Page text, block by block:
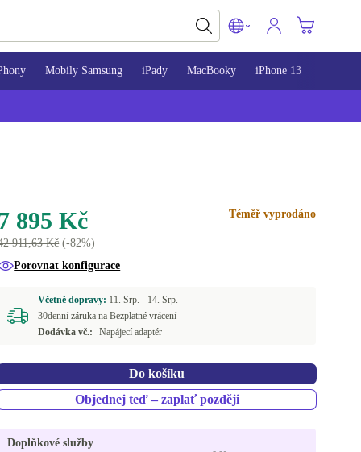
Mobily Samsung iPady MacBooky iPhone 13
895 Kč
911,63 Kč(-82%)
Téměř vyprodáno
Porovnat konfigurace
Včetně dopravy: 11. Srp. - 14. Srp.
30denní záruka na Bezplatné vrácení
Dodávka vč.:
Napájecí adaptér
Do košíku
Objednej teď – zaplať později
Doplňkové služby